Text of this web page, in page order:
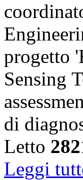
progetto
Sensing
di
Letto
Leggi